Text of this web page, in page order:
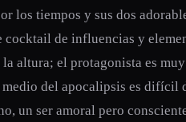
los tiempos y sus dos
de influencias y
altura; el protagonista es
del apocalipsis es difícil
un ser amoral pero